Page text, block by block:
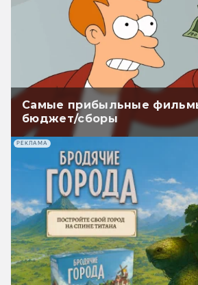
Самые прибыльные
бюджет/сборы
РЕКЛАМА